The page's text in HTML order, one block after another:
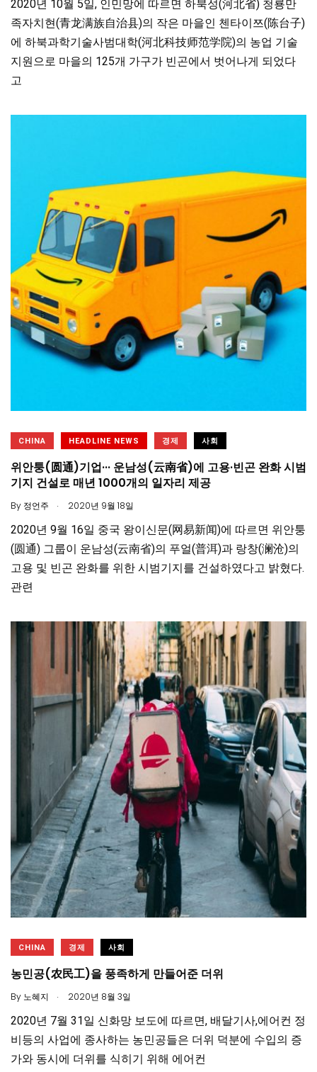
2020년 10월 5일, 인민망에 따르면 하북성(河北省) 청룡만
족자치현(青龙满族自治县)의 작은 마을인 첸타이쯔(陈台子)
에 하북과학기술사범대학(河北科技师范学院)의 농업 기술
지원으로 마을의 125개 가구가 빈곤에서 벗어나게 되었다
고
CHINA HEADLINE NEWS 경제 사회
위안퉁(圆通)기업··· 운남성(云南省)에 고용·빈곤 완화 시범
기지 건설로 매년 1000개의 일자리 제공
By 정언주 . 2020년 9월 18일
2020년 9월 16일 중국 왕이신문(网易新闻)에 따르면 위안퉁
(圆通) 그룹이 운남성(云南省)의 푸얼(普洱)과 랑창(澜沧)의
고용 및 빈곤 완화를 위한 시범기지를 건설하였다고 밝혔다.
관련
CHINA 경제 사회
농민공(农民工)을 풍족하게 만들어준 더위
By 노혜지 . 2020년 8월 3일
2020년 7월 31일 신화망 보도에 따르면, 배달기사,에어컨 정
비등의 사업에 종사하는 농민공들은 더위 덕분에 수입의 증
가와 동시에 더위를 식히기 위해 에어컨